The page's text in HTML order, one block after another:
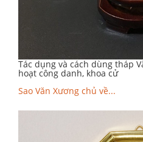
Tác dụng và cách dùng tháp
hoạt công danh, khoa cử
Sao Văn Xương chủ về...